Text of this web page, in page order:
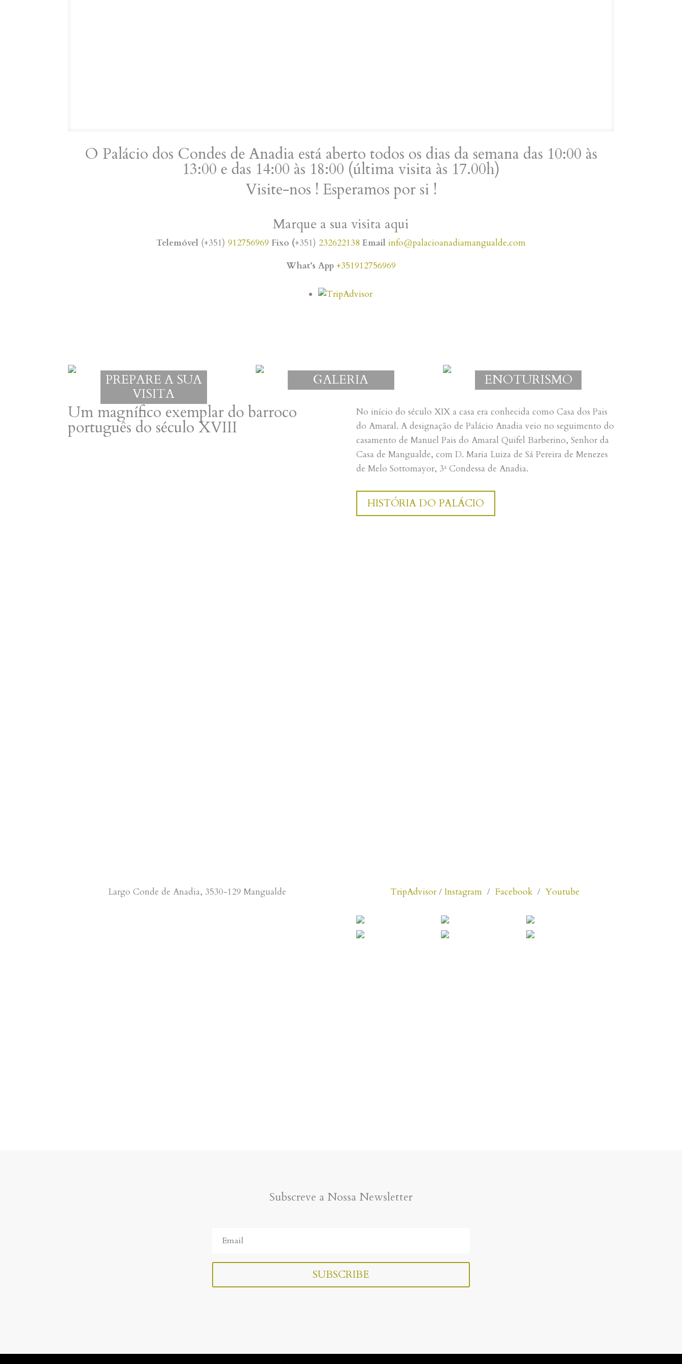
O Palácio dos Condes de Anadia está aberto todos os dias da semana das 10:00 às
13:00 e das 14:00 às 18:00 (última visita às 17.00h)
Visite-nos ! Esperamos por si !
Marque a sua visita aqui
Telemóvel (+351) 912756969 Fixo (+351) 232622138 Email info@palacioanadiamangualde.com
What’s App +351912756969
PREPARE A SUA
VISITA
GALERIA ENOTURISMO
Um magnífico exemplar do barroco
português do século XVIII
No início do século XIX a casa era conhecida como Casa dos Pais
do Amaral. A designação de Palácio Anadia veio no seguimento do
casamento de Manuel Pais do Amaral Quifel Barberino, Senhor da
Casa de Mangualde, com D. Maria Luiza de Sá Pereira de Menezes
de Melo Sottomayor, 3ª Condessa de Anadia.
HISTÓRIA DO PALÁCIO
Largo Conde de Anadia, 3530-129 Mangualde TripAdvisor /Instagram /Facebook /Youtube
Subscreve a Nossa Newsletter